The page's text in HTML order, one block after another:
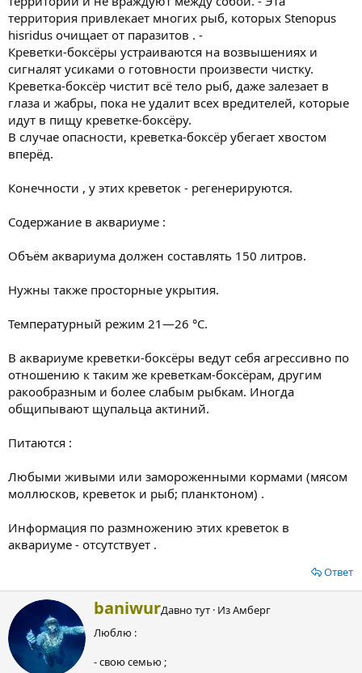
территория привлекает многих рыб, которых Stenopus
hisridus очищает от паразитов . -
Креветки-боксёры устраиваются на возвышениях и
сигналят усиками о готовности произвести чистку.
Креветка-боксёр чистит всё тело рыб, даже залезает в
глаза и жабры, пока не удалит всех вредителей, которые
идут в пищу креветке-боксёру.
В случае опасности, креветка-боксёр убегает хвостом
вперёд.
Конечности , у этих креветок - регенерируются.
Содержание в аквариуме :
Объём аквариума должен составлять 150 литров.
Нужны также просторные укрытия.
Температурный режим 21—26 °C.
В аквариуме креветки-боксёры ведут себя агрессивно по
отношению к таким же креветкам-боксёрам, другим
ракообразным и более слабым рыбкам. Иногда
общипывают щупальца актиний.
Питаются :
Любыми живыми или замороженными кормами (мясом
моллюсков, креветок и рыб; планктоном) .
Информация по размножению этих креветок в
аквариуме - отсутствует .
Ответ
А
в
т
р
baniwurДавно тут · ИзАмберг
Люблю :
- свою семью ;